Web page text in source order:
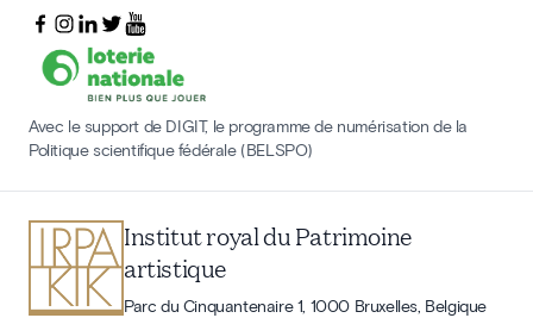
Avec le support de DIGIT, le programme de numérisation de la
Politique scientifique fédérale (BELSPO)
Institut royal du Patrimoine
artistique
Parc du Cinquantenaire 1, 1000 Bruxelles, Belgique